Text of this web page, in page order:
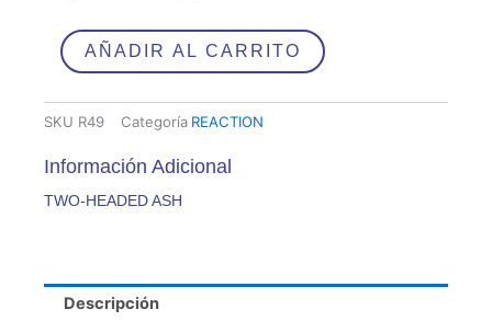
ASH
cantidadAÑADIR AL CARRITO
SKU R49 Categoría REACTION
Información Adicional
TWO-HEADED ASH
Descripción